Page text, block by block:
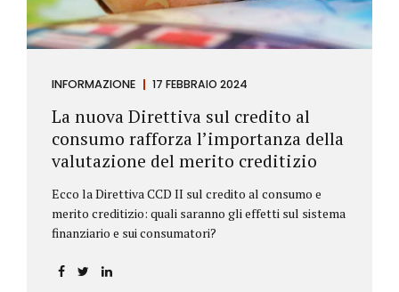
INFORMAZIONE 17 FEBBRAIO 2024
La nuova Direttiva sul credito al
consumo rafforza l’importanza della
valutazione del merito creditizio
Ecco la Direttiva CCD II sul credito al consumo e
merito creditizio: quali saranno gli effetti sul sistema
finanziario e sui consumatori?